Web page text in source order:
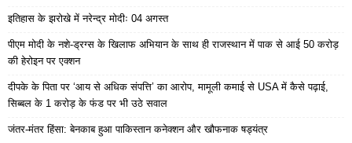
इतिहास के झरोखे में नरेन्द्र मोदीः 04 अगस्त
पीएम मोदी के नशे-ड्रग्स के खिलाफ अभियान के साथ ही राजस्थान में पाक से आई 50 करोड़
की हेरोइन पर एक्शन
दीपके के पिता पर ‘आय से अधिक संपत्ति’ का आरोप, मामूली कमाई से USA में कैसे पढ़ाई,
सिब्बल के 1 करोड़ के फंड पर भी उठे सवाल
जंतर-मंतर हिंसा: बेनकाब हुआ पाकिस्तान कनेक्शन और खौफनाक षड्यंत्र